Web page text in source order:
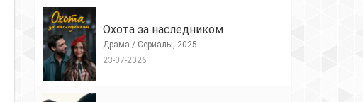
Охота за наследником
Драма / Сериалы, 2025
23-07-2026